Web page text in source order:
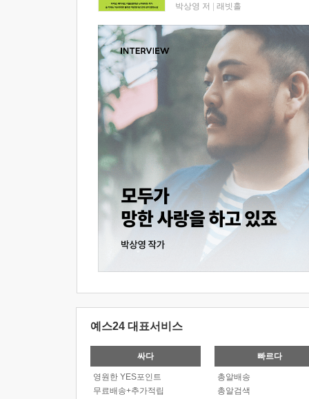
박상영 저 래빗홀
예스24 대표서비스
싸다
영원한 YES포인트
무료배송+추가적립
빠르다
총알배송
총알검색